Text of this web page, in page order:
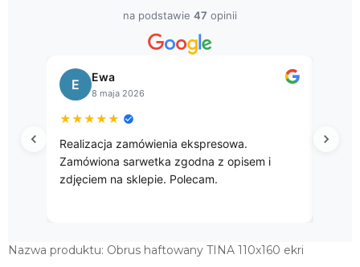
na podstawie 47 opinii
z opisem i
★
Przepięke gobelinowe obrusy.
Nazwa produktu: Obrus haftowany TINA 110x160 ekri